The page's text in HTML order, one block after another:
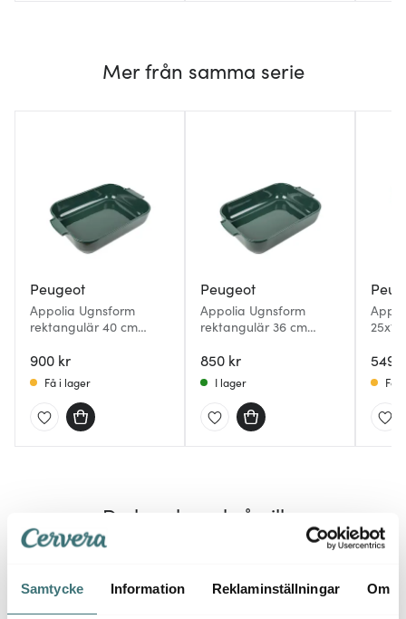
Samtycke Information Reklaminställningar Om
Mer från samma serie
Peugeot
Appolia Ugnsform
rektangulär 40 cm
900 kr
Få i lager
Peugeot
Appolia Ugnsform
rektangulär 36 cm
850 kr
I lager
549
Få
Du kanske också gillar